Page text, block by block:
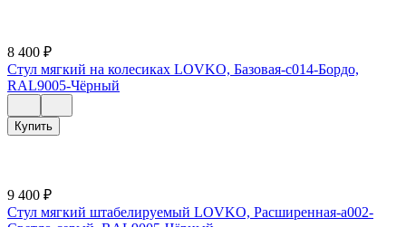
8 400 ₽
Стул мягкий на колесиках LOVKO, Базовая-c014-Бордо,
RAL9005-Чёрный
Купить
9 400 ₽
Стул мягкий штабелируемый LOVKO, Расширенная-a002-